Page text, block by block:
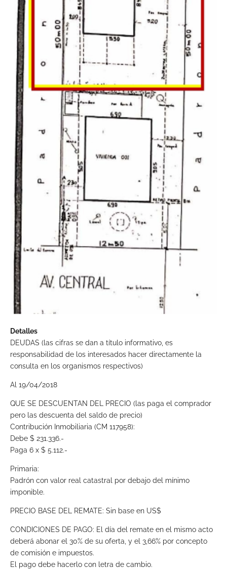
Detalles
DEUDAS (las cifras se dan a título informativo, es
responsabilidad de los interesados hacer directamente la
consulta en los organismos respectivos)
Al 19/04/2018
QUE SE DESCUENTAN DEL PRECIO (las paga el comprador
pero las descuenta del saldo de precio)
Contribución Inmobiliaria (CM 117958):
Debe $ 231.336.-
Paga 6 x $ 5.112.-
Primaria:
Padrón con valor real catastral por debajo del mínimo
imponible.
PRECIO BASE DEL REMATE: Sin base en US$
CONDICIONES DE PAGO: El día del remate en el mismo acto
deberá abonar el 30% de su oferta, y el 3,66% por concepto
de comisión e impuestos.
El pago debe hacerlo con letra de cambio.